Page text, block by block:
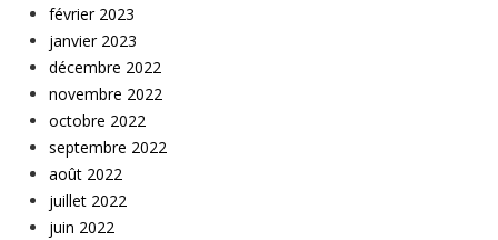
février 2023
janvier 2023
décembre 2022
novembre 2022
octobre 2022
septembre 2022
août 2022
juillet 2022
juin 2022